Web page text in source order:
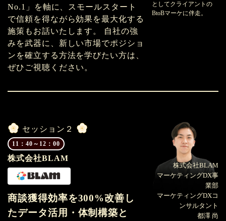
No.1」を軸に、スモールスタート
で信頼を得ながら効果を最大化する
施策もお話いたします。 自社の強
みを武器に、新しい市場でポジショ
ンを確立する方法を学びたい方は、
ぜひご視聴ください。
としてクライアントの
BtoBマーケに伴走。
セッション２
11：40～12：00
株式会社BLAM
商談獲得効率を300%改善し
たデータ活用・体制構築と
株式会社BLAM
マーケティングDX事
業部
マーケティングDXコ
ンサルタント
都澤 尚